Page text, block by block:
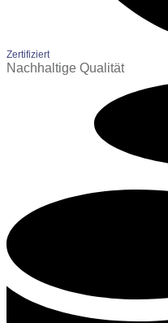
Zertifiziert
Nachhaltige Qualität